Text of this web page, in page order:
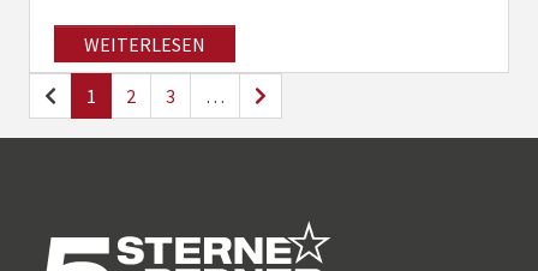
WEITERLESEN
1 2 3 …